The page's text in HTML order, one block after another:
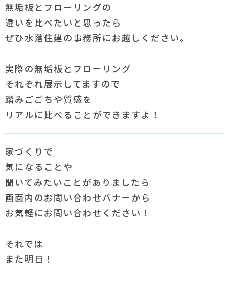
無垢板とフローリングの
違いを比べたいと思ったら
ぜひ水落住建の事務所にお越しください。
実際の無垢板とフローリング
それぞれ展示してますので
踏みごごちや質感を
リアルに比べることができますよ！
家づくりで
気になることや
聞いてみたいことがありましたら
画面内のお問い合わせバナーから
お気軽にお問い合わせください！
それでは
また明日！